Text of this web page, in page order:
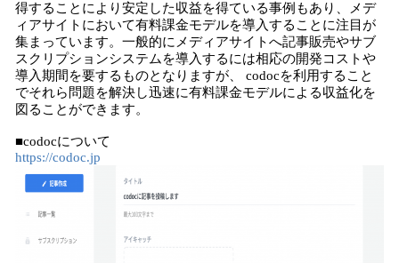
得することにより安定した収益を得ている事例もあり、メデ
ィアサイトにおいて有料課金モデルを導入することに注目が
集まっています。一般的にメディアサイトへ記事販売やサブ
スクリプションシステムを導入するには相応の開発コストや
導入期間を要するものとなりますが、 codocを利用すること
でそれら問題を解決し迅速に有料課金モデルによる収益化を
図ることができます。
■codocについて
https://codoc.jp